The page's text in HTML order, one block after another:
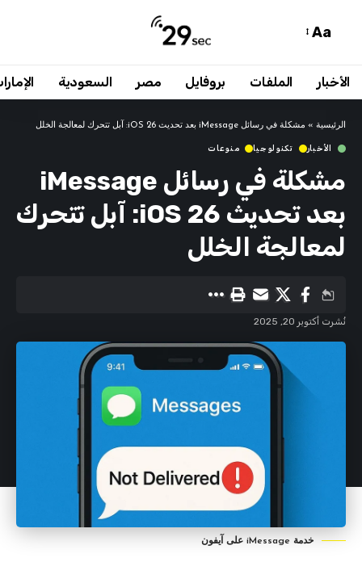
Aa
الأخبار الملفات بروفايل مصر السعودية
الرئيسية » مشكلة في رسائل iMessage بعد تحديث iOS 26: آبل تتحرك لمعالجة الخلل
الأخبار تكنولوجيا منوعات
مشكلة في رسائل iMessage
بعد تحديث iOS 26: آبل تتحرك
لمعالجة الخلل
نُشرت أكتوبر 20, 2025
خدمة iMessage على آيفون